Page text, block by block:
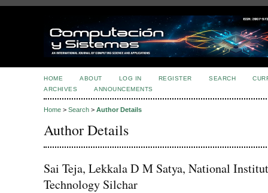
HOME ABOUT LOG IN REGISTER SEARCH
ARCHIVES
ANNOUNCEMENTS
Home > Search > Author Details
Author Details
Sai Teja, Lekkala D M Satya, National
Technology Silchar